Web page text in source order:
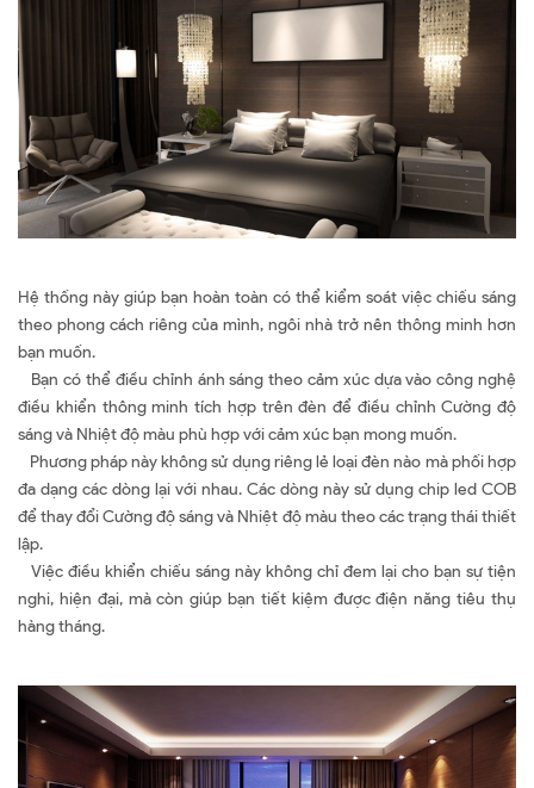
Hệ thống này giúp bạn hoàn toàn có thể kiểm soát việc chiếu sáng
theo phong cách riêng của mình, ngôi nhà trở nên thông minh hơn
bạn muốn.
Bạn có thể điều chỉnh ánh sáng theo cảm xúc dựa vào công nghệ
điều khiển thông minh tích hợp trên đèn để điều chỉnh Cường độ
sáng và Nhiệt độ màu phù hợp với cảm xúc bạn mong muốn.
Phương pháp này không sử dụng riêng lẻ loại đèn nào mà phối hợp
đa dạng các dòng lại với nhau. Các dòng này sử dụng chip led COB
để thay đổi Cường độ sáng và Nhiệt độ màu theo các trạng thái thiết
lập.
Việc điều khiển chiếu sáng này không chỉ đem lại cho bạn sự tiện
nghi, hiện đại, mà còn giúp bạn tiết kiệm được điện năng tiêu thụ
hàng tháng.